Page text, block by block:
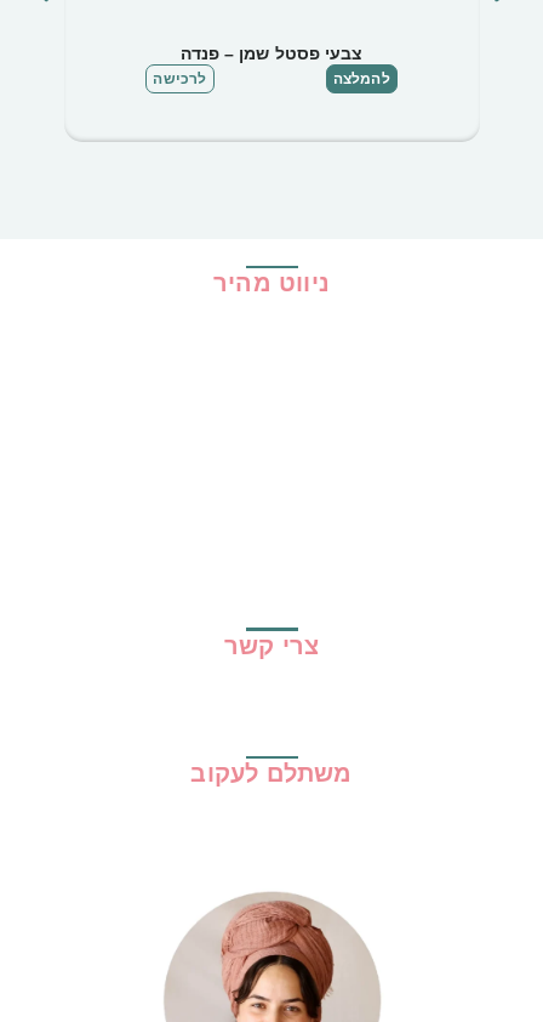
צבעי פסטל שמן – פנדה
להמלצה לרכישה
ניווט מהיר
צרי קשר
משתלם לעקוב